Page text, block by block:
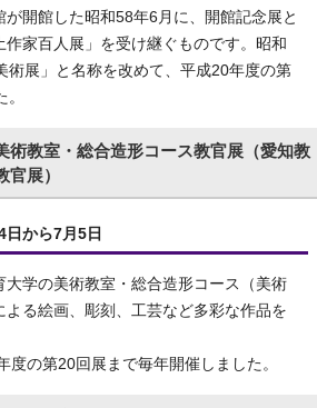
が開館した昭和58年6月に、開館記念展と
作家百人展」を受け継ぐものです。昭和
術展」と名称を改めて、平成20年度の第
教室・総合造形コース教官展（愛知教
展）
から7月5日
大学の美術教室・総合造形コース（美術
る絵画、彫刻、工芸など多彩な作品を
度の第20回展まで毎年開催しました。